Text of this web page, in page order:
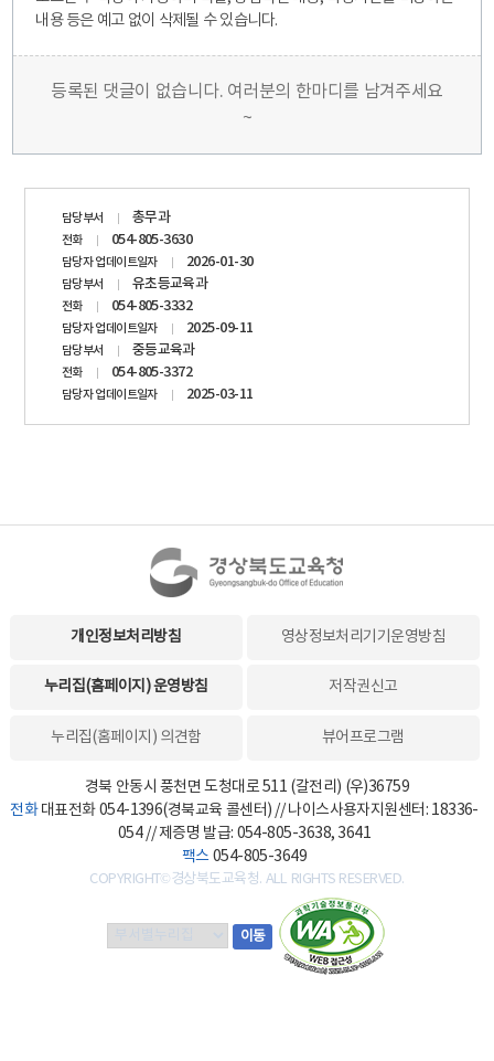
내용 등은 예고 없이 삭제될 수 있습니다.
등록된 댓글이 없습니다. 여러분의 한마디를 남겨주세요
~
담당부서 총무과
전화 054-805-3630
담당자 업데이트일자 2026-01-30
담당부서 유초등교육과
전화 054-805-3332
담당자 업데이트일자 2025-09-11
담당부서 중등교육과
전화 054-805-3372
담당자 업데이트일자 2025-03-11
개인정보처리방침 영상정보처리기기운영방침
누리집(홈페이지) 운영방침 저작권신고
누리집(홈페이지) 의견함 뷰어프로그램
경북 안동시 풍천면 도청대로 511 (갈전리) (우)36759
전화대표전화 054-1396(경북교육 콜센터) // 나이스사용자지원센터: 18336-
054 // 제증명 발급: 054-805-3638, 3641
팩스054-805-3649
COPYRIGHT©경상북도교육청. ALL RIGHTS RESERVED.
이동